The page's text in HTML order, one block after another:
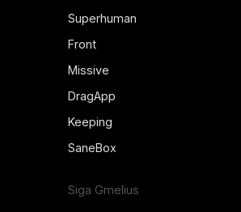
Superhuman
Front
Missive
DragApp
Keeping
SaneBox
Siga Gmelius